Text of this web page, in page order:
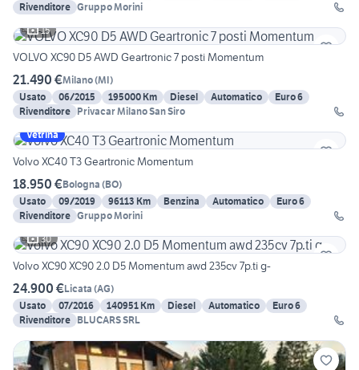
Rivenditore Gruppo Morini
15
VOLVO XC90 D5 AWD Geartronic 7 posti Momentum
21.490 €Milano(MI)
Usato
06/2015 195000 Km Diesel Automatico
Euro 6
Rivenditore Privacar Milano San Siro
Vetrina
Volvo XC40 T3 Geartronic Momentum
18.950 €Bologna (BO)
Usato
09/2019 96113 Km Benzina Automatico
Euro 6
Rivenditore Gruppo Morini
30
Volvo XC90 XC90 2.0 D5 Momentum awd 235cv 7p.ti g-
24.900 €Licata (AG)
Usato
07/2016 140951 Km Diesel Automatico
Euro 6
Rivenditore BLUCARS SRL